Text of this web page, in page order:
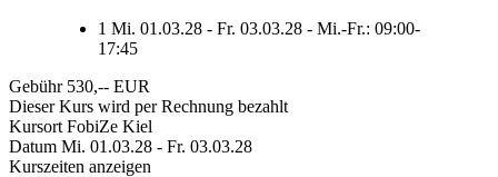
1 Mi. 01.03.28 - Fr. 03.03.28 - Mi.-Fr.: 09:00-
17:45
Gebühr 530,-- EUR
Dieser Kurs wird per Rechnung bezahlt
Kursort FobiZe Kiel
Datum Mi. 01.03.28 - Fr. 03.03.28
Kurszeiten anzeigen